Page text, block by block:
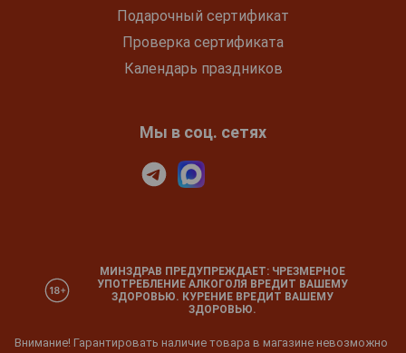
Подарочный сертификат
Проверка сертификата
Календарь праздников
Мы в соц. сетях
МИНЗДРАВ ПРЕДУПРЕЖДАЕТ: ЧРЕЗМЕРНОЕ
УПОТРЕБЛЕНИЕ АЛКОГОЛЯ ВРЕДИТ ВАШЕМУ
ЗДОРОВЬЮ. КУРЕНИЕ ВРЕДИТ ВАШЕМУ
ЗДОРОВЬЮ.
Внимание! Гарантировать наличие товара в магазине невозможно